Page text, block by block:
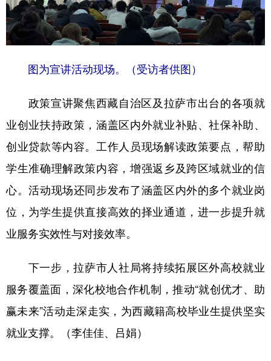
图为宣讲活动现场。（受访者供图）
政策宣讲聚焦西藏自治区及拉萨市出台的各项就
业创业扶持政策，涵盖区内外就业补贴、社保补助、
创业贷款等内容。工作人员现场解读政策要点，帮助
学生准确理解政策内容，增强返乡及跨区域就业的信
心。活动现场还同步发布了涵盖区内外的多个就业岗
位，为学生提供直接高效的择业通道，进一步提升就
业服务实效性与对接效率。
下一步，拉萨市人社局将持续拓展区外高校就业
服务覆盖面，深化校地合作机制，推动“就创优才、助
赢未来”活动走深走实，为西藏籍高校毕业生提供坚实
就业支撑。（李佳佳、吕娟）